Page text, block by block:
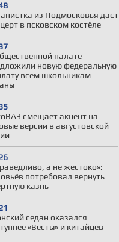
из Подмосковья даст
в псковском костёле
палате
новую федеральную
всем школьникам
смещает акцент на
версии в августовской
а не жестоко»:
потребовал вернуть
казнь
седан оказался
«Весты» и китайцев